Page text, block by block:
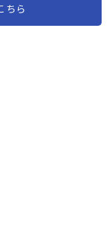
ちら